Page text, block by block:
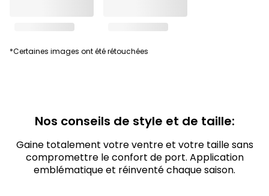
*Certaines images ont été rétouchées
Nos conseils de style et de taille:
Gaine totalement votre ventre et votre taille sans
compromettre le confort de port. Application
emblématique et réinventé chaque saison.